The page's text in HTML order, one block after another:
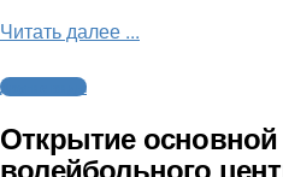
Читать далее ...
Другие виды
Открытие